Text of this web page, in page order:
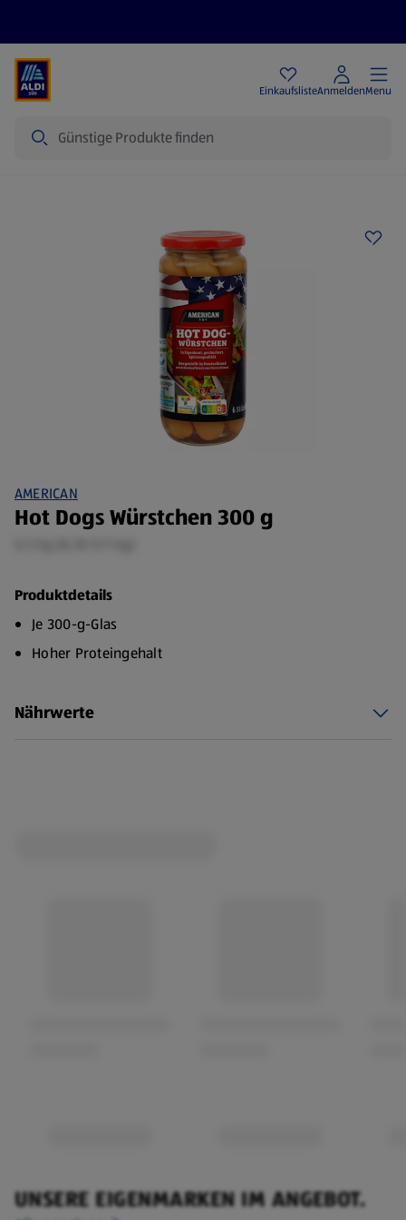
EinkaufslisteAnmeldenMenu
AMERICAN
Hot Dogs Würstchen 300 g
Produktdetails
Je 300-g-Glas
Hoher Proteingehalt
Nährwerte
UNSERE EIGENMARKEN IM ANGEBOT.